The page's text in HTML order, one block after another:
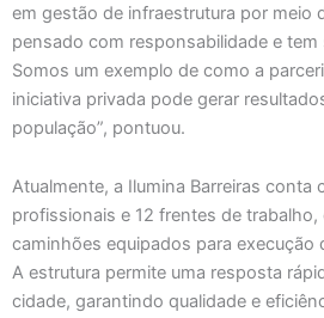
em gestão de infraestrutura por meio
pensado com responsabilidade e
Somos um exemplo de como a
iniciativa privada pode gerar
população”, pontuou.
Atualmente, a Ilumina Barreiras conta
profissionais e 12 frentes de
caminhões equipados para execução
A estrutura permite uma resposta
cidade, garantindo qualidade e